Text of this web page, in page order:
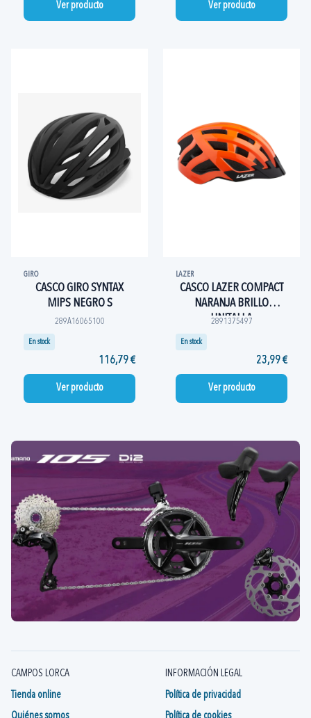
Ver producto Ver producto
GIRO
CASCO GIRO SYNTAX
MIPS NEGRO S
289A16065100
En stock
116,79 €
Ver producto
LAZER
CASCO LAZER COMPACT
NARANJA BRILLO
UNITALLA
2891375497
En stock
23,99 €
Ver producto
CAMPOS LORCA
Tienda online
INFORMACIÓN LEGAL
Política de privacidad